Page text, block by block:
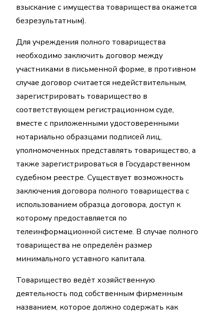
взыскание с имущества товарищества окажется
безрезультатным).
Для учреждения полного товарищества
необходимо заключить договор между
участниками в письменной форме, в противном
случае договор считается недействительным,
зарегистрировать товарищество в
соответствующем регистрационном суде,
вместе с приложенными удостоверенными
нотариально образцами подписей лиц,
уполномоченных представлять товарищество, а
также зарегистрироваться в Государственном
судебном реестре. Существует возможность
заключения договора полного товарищества с
использованием образца договора, доступ к
которому предоставляется по
телеинформационной системе. В случае полного
товарищества не определён размер
минимального уставного капитала.
Товарищество ведёт хозяйственную
деятельность под собственным фирменным
названием, которое должно содержать как